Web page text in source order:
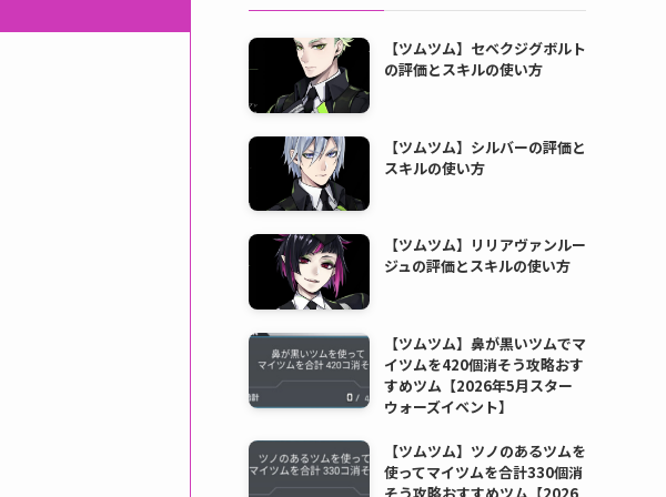
【ツムツム】セベクジグボルト
の評価とスキルの使い方
【ツムツム】シルバーの評価と
スキルの使い方
【ツムツム】リリアヴァンルー
ジュの評価とスキルの使い方
【ツムツム】鼻が黒いツムでマ
イツムを420個消そう攻略おす
すめツム【2026年5月スター
ウォーズイベント】
【ツムツム】ツノのあるツムを
使ってマイツムを合計330個消